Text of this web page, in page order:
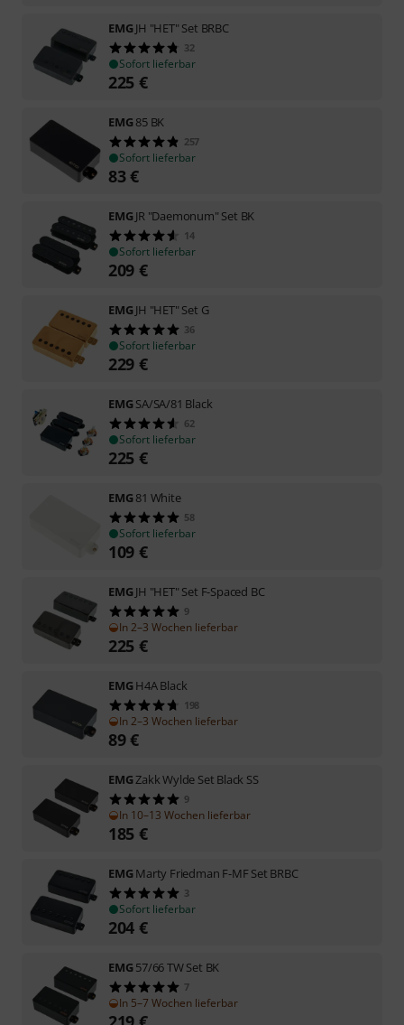
EMGJH "HET" Set BRBC
32
Sofort lieferbar
225 €
EMG85 BK
257
Sofort lieferbar
83€
EMGJR "Daemonum" Set BK
14
Sofort lieferbar
209 €
EMGJH "HET" Set G
36
Sofort lieferbar
229 €
EMGSA/SA/81 Black
62
Sofort lieferbar
225 €
EMG81 White
58
Sofort lieferbar
109 €
EMGJH "HET" Set F-Spaced BC
9
In 2–3 Wochen lieferbar
225 €
EMGH4A Black
198
In 2–3 Wochen lieferbar
89€
EMGZakk Wylde Set Black SS
9
In 10–13 Wochen lieferbar
185 €
EMGMarty Friedman F-MF Set BRBC
3
Sofort lieferbar
204 €
EMG57/66 TW Set BK
7
In 5–7 Wochen lieferbar